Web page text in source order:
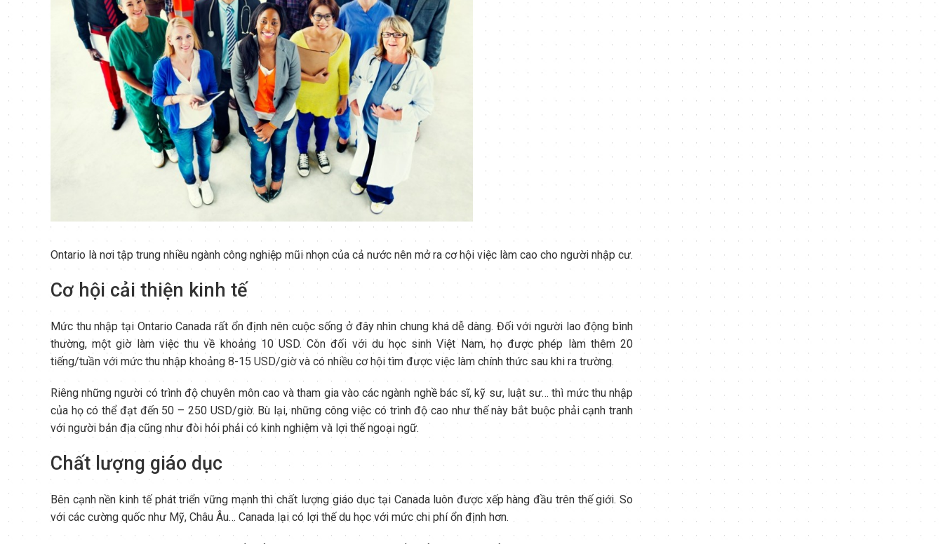
Ontario là nơi tập trung nhiều ngành công nghiệp mũi nhọn của cả nước nên mở ra cơ hội việc làm cao cho người nhập cư.
Cơ hội cải thiện kinh tế
Mức thu nhập tại Ontario Canada rất ổn định nên cuộc sống ở đây nhìn chung khá dễ dàng. Đối với người lao động bình
thường, một giờ làm việc thu về khoảng 10 USD. Còn đối với du học sinh Việt Nam, họ được phép làm thêm 20
tiếng/tuần với mức thu nhập khoảng 8-15 USD/giờ và có nhiều cơ hội tìm được việc làm chính thức sau khi ra trường.
Riêng những người có trình độ chuyên môn cao và tham gia vào các ngành nghề bác sĩ, kỹ sư, luật sư… thì mức thu nhập
của họ có thể đạt đến 50 – 250 USD/giờ. Bù lại, những công việc có trình độ cao như thế này bắt buộc phải cạnh tranh
với người bản địa cũng như đòi hỏi phải có kinh nghiệm và lợi thế ngoại ngữ.
Chất lượng giáo dục
Bên cạnh nền kinh tế phát triển vững mạnh thì chất lượng giáo dục tại Canada luôn được xếp hàng đầu trên thế giới. So
với các cường quốc như Mỹ, Châu Âu… Canada lại có lợi thế du học với mức chi phí ổn định hơn.